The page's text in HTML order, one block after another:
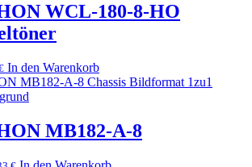
WCL-180-8-HO
In den Warenkorb
MB182-A-8